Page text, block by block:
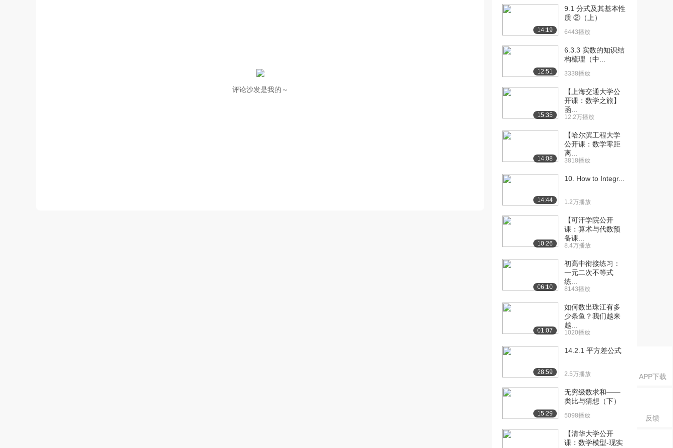
APP下载
反馈
评论沙发是我的～
[10] 概率空间简介（上）
[11] 概率空间简介（下）
2442播放
11:25
[12] 随机变量及数字特征
（上）
3593播放
[13] 随机变量及数字特征
1766播放
[14] 随机变量及数字特征
1628播放
[15] 常用分布简介（上）
2048播放
[16] 常用分布简介（中） 16:24
1502播放
[18] 大样本理论简介
（上）
4855播放
[19] 大样本理论简介
（中）
13:40
[21] 抽样原理简介（上） 14:56
[22] 抽样原理简介（中）
1928播放
14:57
14:19
9.1 分式及其基本性
质 ②（上）
6443播放
12:51
6.3.3 实数的知识结
构梳理（中...
3338播放
15:35
【上海交通大学公
开课：数学之旅】
函...
12.2万播放
14:08
【哈尔滨工程大学
公开课：数学零距
离...
3818播放
14:44
10. How to Integr...
1.2万播放
10:26
【可汗学院公开
课：算术与代数预
备课...
8.4万播放
06:10
初高中衔接练习：
一元二次不等式
练...
8143播放
01:07
如何数出珠江有多
少条鱼？我们越来
越...
1020播放
28:59
14.2.1 平方差公式
2.5万播放
15:29
无穷级数求和——
类比与猜想（下）
5098播放
【清华大学公开
课：数学模型-现实